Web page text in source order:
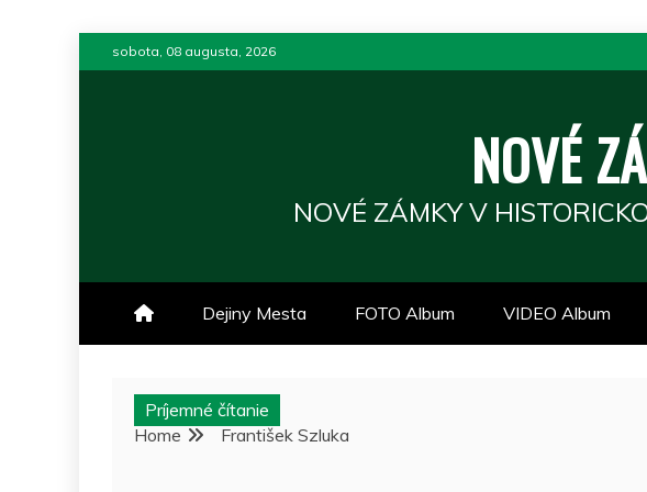
to
sobota, 08 augusta, 2026
NOVÉ
NOVÉ ZÁMKY V
Dejiny Mesta FOTO Album VIDEO Album
Príjemné čítanie
Home
František Szluka